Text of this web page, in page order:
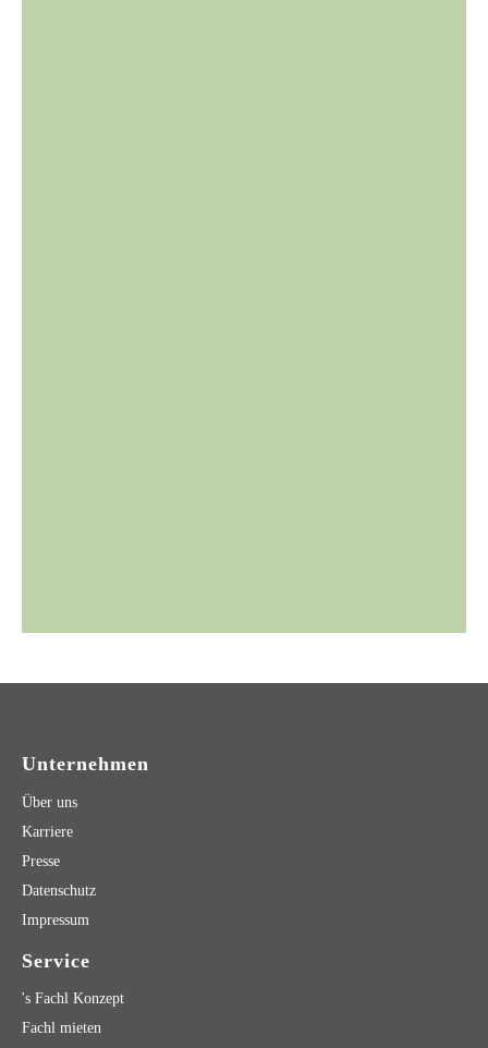
Unternehmen
Über uns
Karriere
Presse
Datenschutz
Impressum
Service
's Fachl Konzept
Fachl mieten